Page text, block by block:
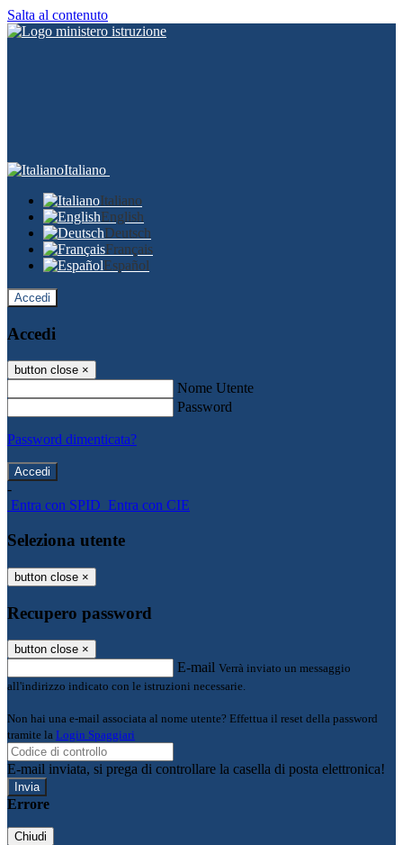
Salta al contenuto
Italiano
Italiano
English
Deutsch
Français
Español
Accedi
Accedi
button close ×
Nome Utente
Password
Password dimenticata?
-
Entra con SPID Entra con CIE
Seleziona utente
button close ×
Recupero password
button close ×
E-mail Verrà inviato un messaggio
all'indirizzo indicato con le istruzioni necessarie.
Non hai una e-mail associata al nome utente? Effettua il reset della password
tramite la Login Spaggiari
E-mail inviata, si prega di controllare la casella di posta elettronica!
Errore
Chiudi